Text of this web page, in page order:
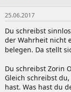
25.06.2017
Du schreibst
der Wahrheit nicht
belegen. Da stellt
Du schreibst Zorin
Gleich schreibst
hast. Was hast du